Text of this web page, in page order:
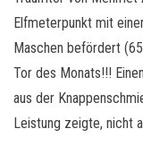
Elfmeterpunkt mit
Maschen befördert
Tor des Monats!!!
aus der
Leistung zeigte, nicht